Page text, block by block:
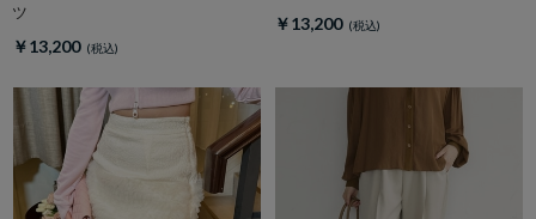
ツ
￥13,200
￥13,200